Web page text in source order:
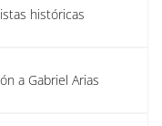
históricas
a Gabriel Arias